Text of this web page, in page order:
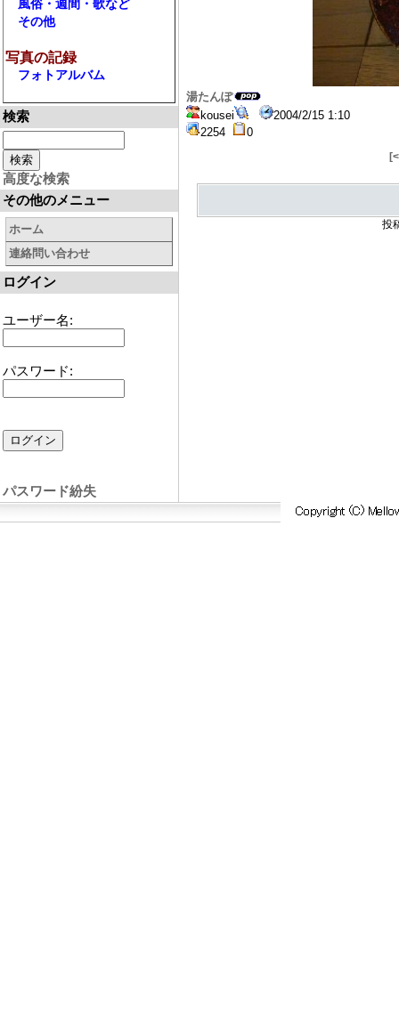
風俗・週間・歌など
その他
写真の記録
フォトアルバム
検索
高度な検索
その他のメニュー
ホーム
連絡問い合わせ
ログイン
ユーザー名:
パスワード:
パスワード紛失
湯たんぽ
kousei
2004/2/15 1:10
2254
0
投